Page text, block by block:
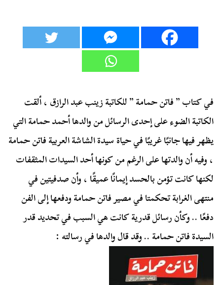
في كتاب ” فاتن حمامة ” للكاتبة زينب عبد الرازق ، ألقت
الكاتبة الضوء على إحدى الرسائل من والدها أحمد حمامة التي
يظهر فيها جانبًا غريبًا في حياة سيدة الشاشة العربية فاتن حمامة
، وفيه أن والدتها على الرغم من كونها أحد السيدات المثقفات
لكنها كانت تؤمن بالحسد إيمانًا عميقًا ، وأن صدفيتين في
منتهى الغرابة تحكمتا في مصير فاتن حمامة ودفعها إلى الفن
دفعًا .. وكأن رسائل قدرية كانت هي السبب في تحديد قدر
السيدة فاتن حمامة .. وقد قال والدها في رسالته :